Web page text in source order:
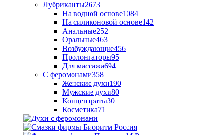
Лубриканты2673
На водной основе1084
На силиконовой основе142
Анальные252
Оральные463
Возбуждающие456
Пролонгаторы95
Для массажа694
С феромонами358
Женские духи190
Мужские духи80
Концентраты30
Косметика71